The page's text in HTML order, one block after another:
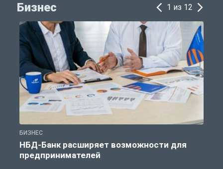
Бизнес 1 из 12
БИЗНЕС
НБД-Банк расширяет возможности для
предпринимателей